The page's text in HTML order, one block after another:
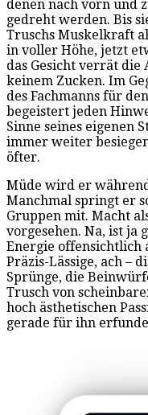
denen nach vorn und
gedreht werden. Bis
Truschs Muskelkraft
in voller Höhe, jetzt
das Gesicht verrät
keinem Zucken. Im
des Fachmanns für
begeistert jeden
Sinne seines eigenen
immer weiter
öfter.
Müde wird er
Manchmal springt er
Gruppen mit. Macht
vorgesehen. Na, ist ja
Energie offensichtlich
Präzis-Lässige, ach –
Sprünge, die
Trusch von
hoch ästhetischen
gerade für ihn